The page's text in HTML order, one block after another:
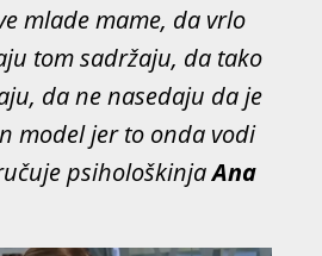
mlade mame, da vrlo
tom sadržaju, da tako
da ne nasedaju da je
model jer to onda vodi
psihološkinjaAna